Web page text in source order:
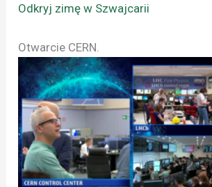
Odkryj zimę w Szwajcarii
Otwarcie CERN.